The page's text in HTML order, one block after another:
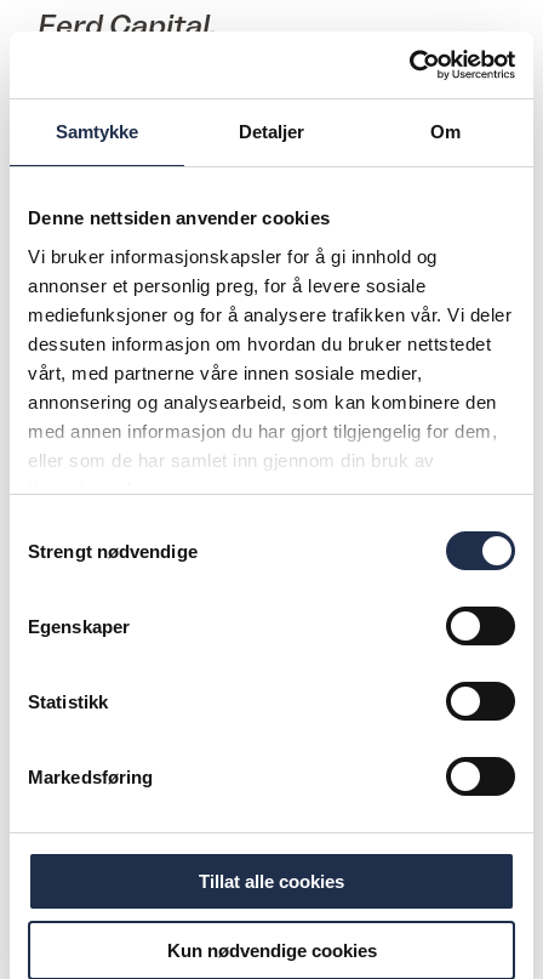
Samtykke Detaljer Om
Denne nettsiden anvender cookies
Vi bruker informasjonskapsler for å gi innhold og
annonser et personlig preg, for å levere sosiale
mediefunksjoner og for å analysere trafikken vår. Vi deler
dessuten informasjon om hvordan du bruker nettstedet
vårt, med partnerne våre innen sosiale medier,
annonsering og analysearbeid, som kan kombinere den
med annen informasjon du har gjort tilgjengelig for dem,
eller som de har samlet inn gjennom din bruk av
tjenestene deres.
Strengt nødvendige
Egenskaper
Statistikk
Markedsføring
Tillat alle cookies
Kun nødvendige cookies
Ferd Capital.
Finansielle muskler
Andresen legger til at Ferd nå ser frem til å
utvikling av innovative løsninger:
– Ferd vil bidra med sine finansielle muskler og
forretningsmessige kompetanse til å styrke
Norkart i arbeidet med å finne nye vekstavenyer,
både organisk og gjennom oppkjøp der
muligheten byr seg, sier han.
nærmere 13 prosent i gjennomsnitt de siste fem
resultatet doblet. Selskapet har kontorer i
Kristiansand.
Del